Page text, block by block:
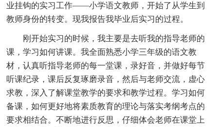
业挂钩的实习工作——小学语文教师，开始了从学生到
教师身份的转变。现我报告我毕业后实习的过程。
刚开始实习的时候，我主要是去听我的指导老师的
课，学习如何讲课。我全面熟悉小学三年级的语文教
材，认真听指导老师的每一堂课，录好音，并做好每节
听课纪录，课后反复琢磨录音，然后与老师交流，虚心
求教，深入了解课堂教学的要求和教学过程。学习如何
备课，如何更好地将素质教育的理论与落实考纲考点的
要求相结合。不断地进行反思，仔细体会老师在课堂上